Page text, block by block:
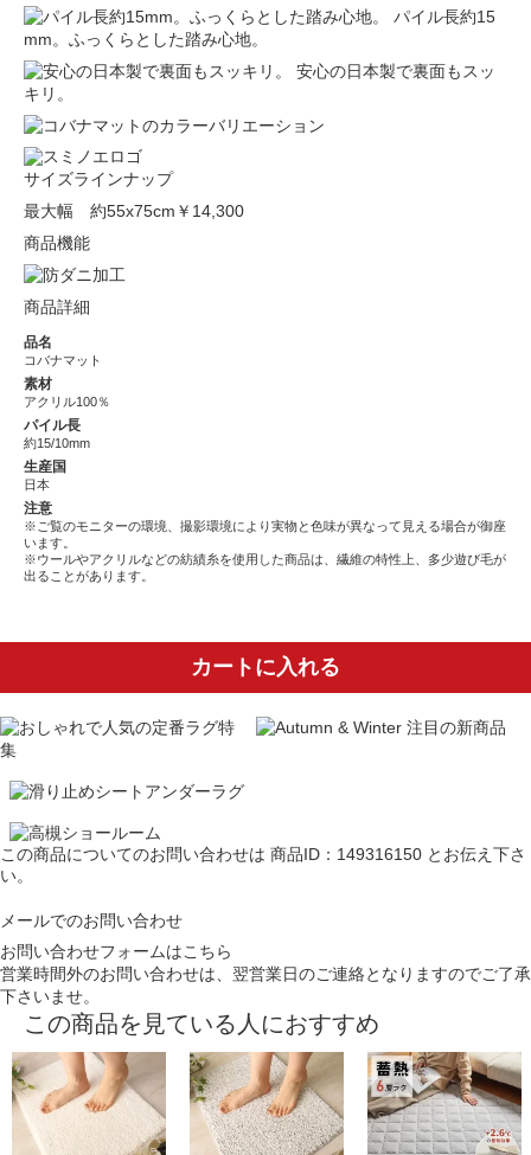
パイル長約15
mm。ふっくらとした踏み心地。
安心の日本製で裏面もスッ
キリ。
サイズラインナップ
最大幅 約55x75cm ￥14,300
商品機能
商品詳細
品名
コバナマット
素材
アクリル100％
パイル長
約15/10mm
生産国
日本
注意
※ご覧のモニターの環境、撮影環境により実物と色味が異なって見える場合が御座
います。
※ウールやアクリルなどの紡績糸を使用した商品は、繊維の特性上、多少遊び毛が
出ることがあります。
カートに入れる
この商品についてのお問い合わせは 商品ID：149316150 とお伝え下さ
い。
メールでのお問い合わせ
お問い合わせフォームはこちら
営業時間外のお問い合わせは、翌営業日のご連絡となりますのでご了承
下さいませ。
この商品を見ている人におすすめ